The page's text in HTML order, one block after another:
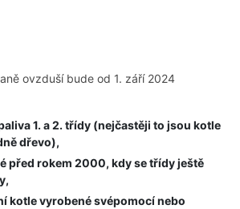
ovzduší bude od 1. září 2024
1. a 2. třídy (nejčastěji to jsou kotle
dřevo),
před rokem 2000, kdy se třídy ještě
kotle vyrobené svépomocí nebo